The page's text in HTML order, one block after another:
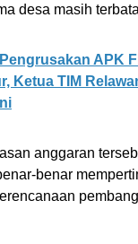
desa masih
Pengrusakan APK
Ketua TIM
anggaran
benar